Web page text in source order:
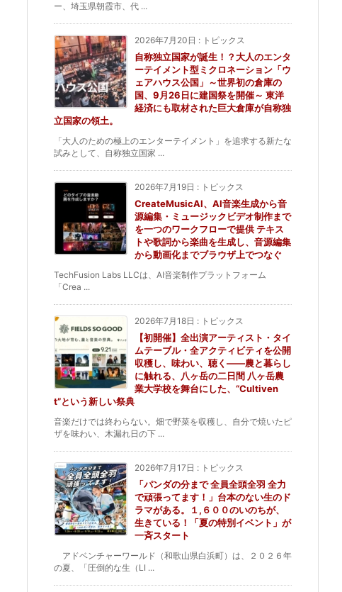
ー、埼玉県朝霞市、代 ...
2026年7月20日 : トピックス
自称独立国家が誕生！？大人のエンタ
ーテイメント型ミクロネーション「ウ
ェアハウス公国」～世界初の倉庫の
国、9月26日に建国祭を開催～ 東洋
経済にも取材された巨大倉庫が自称独
立国家の領土。
「大人のための極上のエンターテイメント」を追求する新たな
試みとして、自称独立国家 ...
2026年7月19日 : トピックス
CreateMusicAI、AI音楽生成から音
源編集・ミュージックビデオ制作まで
を一つのワークフローで提供 テキス
トや歌詞から楽曲を生成し、音源編集
から動画化までブラウザ上でつなぐ
TechFusion Labs LLCは、AI音楽制作プラットフォーム
「Crea ...
2026年7月18日 : トピックス
【初開催】全出演アーティスト・タイ
ムテーブル・全アクティビティを公開
収穫し、味わい、聴く——農と暮らし
に触れる、八ヶ岳の二日間 八ヶ岳農
業大学校を舞台にした、“Cultiven
t”という新しい祭典
音楽だけでは終わらない。畑で野菜を収穫し、自分で焼いたピ
ザを味わい、木漏れ日の下 ...
2026年7月17日 : トピックス
「パンダの分まで 全員全頭全羽 全力
で頑張ってます！」台本のない生のド
ラマがある。１,６００のいのちが、
生きている！「夏の特別イベント」が
一斉スタート
アドベンチャーワールド（和歌山県白浜町）は、２０２６年
の夏、「圧倒的な生（LI ...